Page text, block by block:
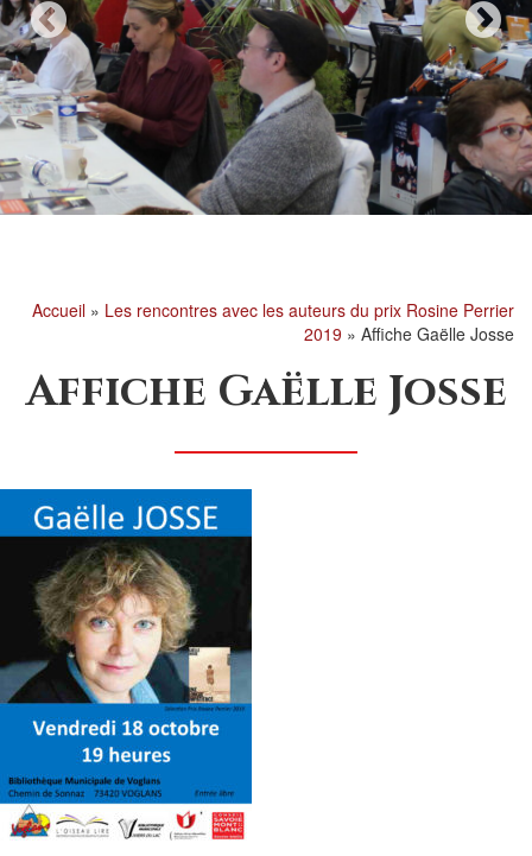
Accueil » Les rencontres avec les auteurs du prix Rosine Perrier
2019 » Affiche Gaëlle Josse
Affiche Gaëlle Josse